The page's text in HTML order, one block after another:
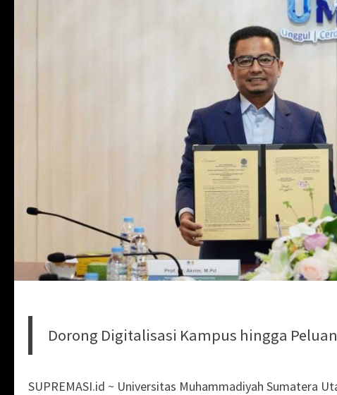
Dorong Digitalisasi Kampus hingga
SUPREMASI.id ~ Universitas Muhammadiyah Sumatera